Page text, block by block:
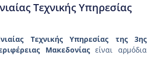
Τεχνικής Υπηρεσίας
Τεχνικής Υπηρεσίας της 3ης
Μακεδονίαςείναι αρμόδια